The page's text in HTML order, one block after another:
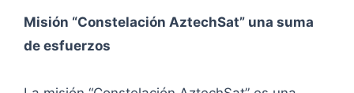
Misión “Constelación AztechSat” una suma
de esfuerzos